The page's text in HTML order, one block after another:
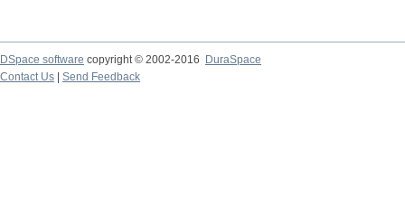
DSpace software copyright © 2002-2016
DuraSpace
Contact Us
Send Feedback